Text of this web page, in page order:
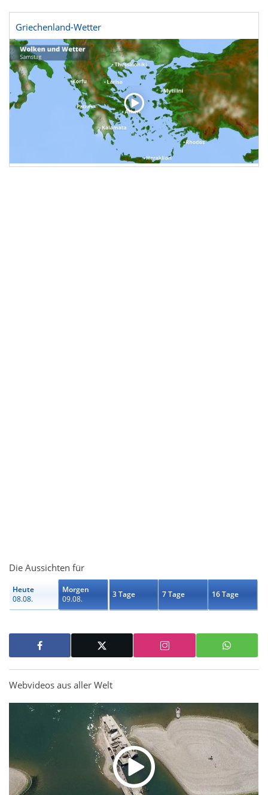
Griechenland-Wetter
Die Aussichten für
Heute
08.08.
Morgen
09.08.
3 Tage 7 Tage 16 Tage
Webvideos aus aller Welt